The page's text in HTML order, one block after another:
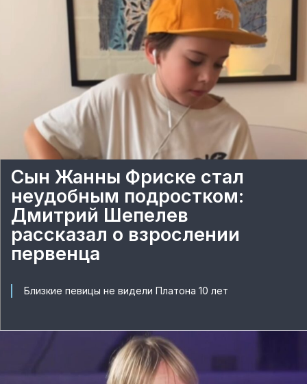
Сын Жанны Фриске стал
неудобным подростком:
Дмитрий Шепелев
рассказал о взрослении
первенца
Близкие певицы не видели Платона 10 лет